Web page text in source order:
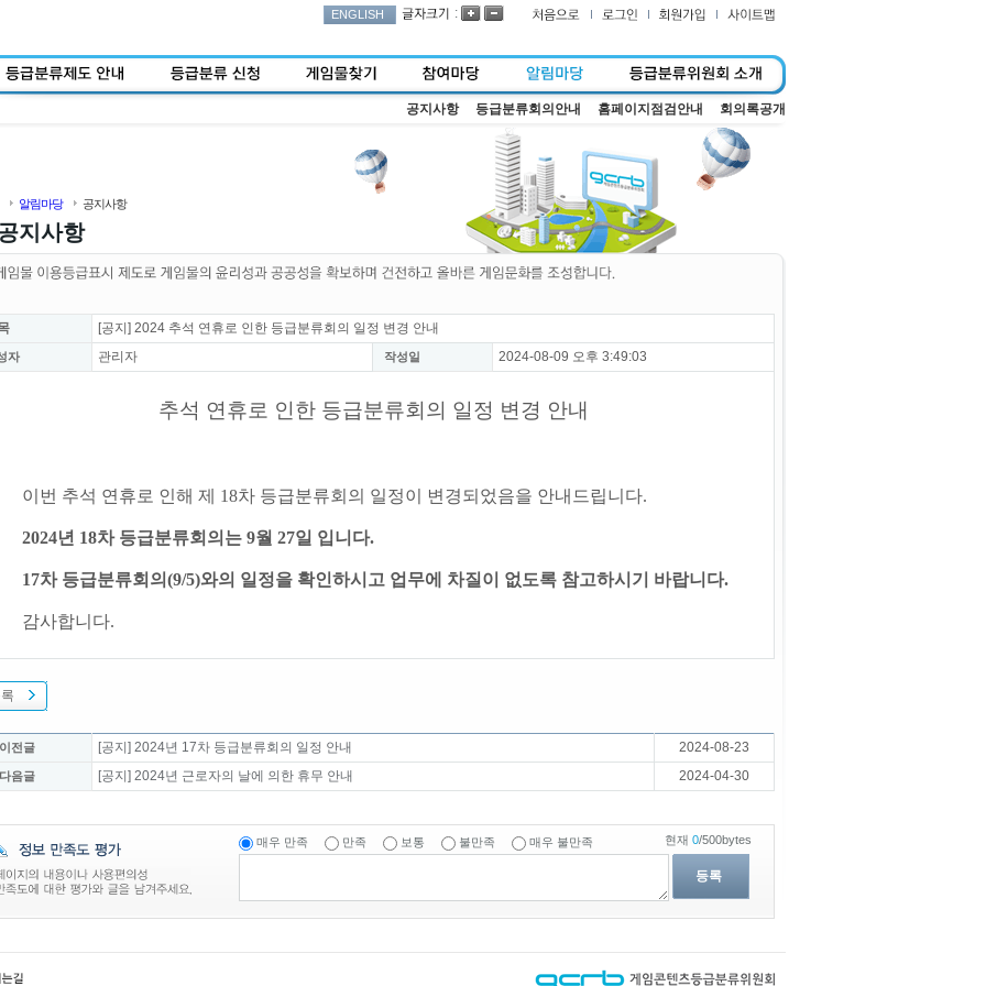
ENGLISH :
공지사항 등급분류회의안내 홈페이지점검안내 회의록공개
알림마당 공지사항
지사항
[공지] 2024 추석 연휴로 인한 등급분류회의 일정 변경 안내
자 관리자 작성일 2024-08-09 오후 3:49:03
추석 연휴로 인한 등급분류회의 일정 변경 안내
이번 추석 연휴로 인해 제 18차 등급분류회의 일정이 변경되었음을 안내드립니다.
2024년 18차 등급분류회의는 9월 27일 입니다.
17차 등급분류회의(9/5)와의 일정을 확인하시고 업무에 차질이 없도록 참고하시기 바랍니다.
감사합니다.
전글 [공지] 2024년 17차 등급분류회의 일정 안내 2024-08-23
음글 [공지] 2024년 근로자의 날에 의한 휴무 안내 2024-04-30
매우 만족 만족 보통 불만족 매우 불만족
등록
현재 0/500bytes